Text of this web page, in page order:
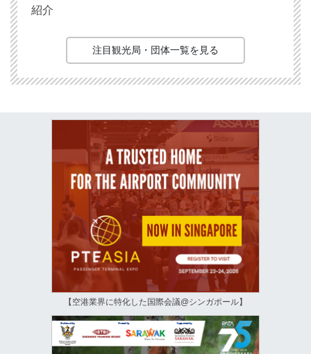
紹介
注目観光局・団体一覧を見る
【空港業界に特化した国際会議@シンガポール】